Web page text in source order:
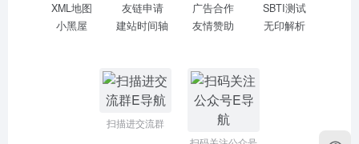
XML地图
小黑屋
友链申请
建站时间轴
广告合作
友情赞助
SBTI测试
无印解析
扫描进交流群